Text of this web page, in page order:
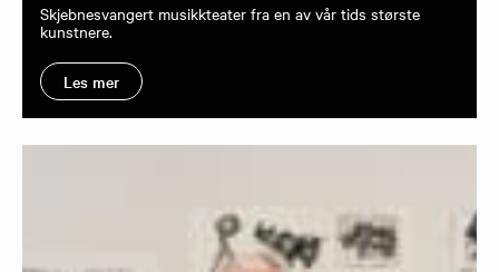
Skjebnesvangert musikkteater fra en av vår tids største
kunstnere.
Les mer